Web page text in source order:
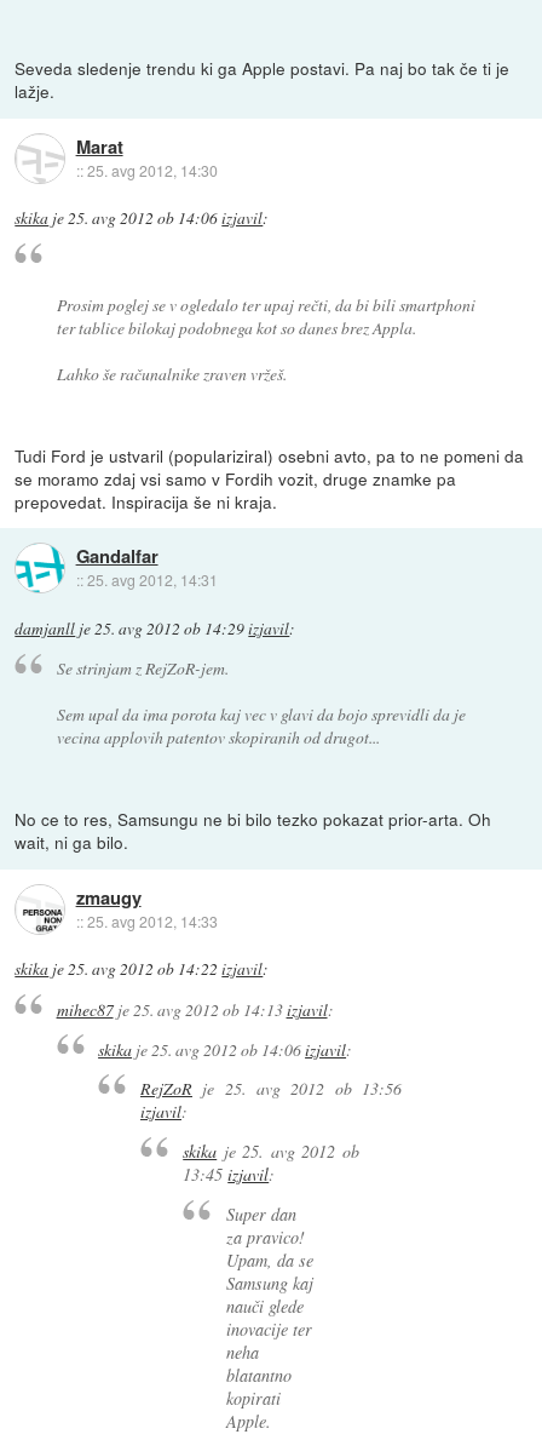
Seveda sledenje trendu ki ga Apple postavi. Pa naj bo tak če ti je
lažje.
Marat
::25. avg 2012, 14:30
skika je25. avg 2012 ob 14:06izjavil:
Prosim poglej se v ogledalo ter upaj rečti, da bi bili smartphoni
ter tablice bilokaj podobnega kot so danes brez Appla.
Lahko še računalnike zraven vržeš.
Tudi Ford je ustvaril (populariziral) osebni avto, pa to ne pomeni da
se moramo zdaj vsi samo v Fordih vozit, druge znamke pa
prepovedat. Inspiracija še ni kraja.
Gandalfar
::25. avg 2012, 14:31
damjanll je25. avg 2012 ob 14:29izjavil:
Se strinjam z RejZoR-jem.
Sem upal da ima porota kaj vec v glavi da bojo sprevidli da je
vecina applovih patentov skopiranih od drugot...
No ce to res, Samsungu ne bi bilo tezko pokazat prior-arta. Oh
wait, ni ga bilo.
zmaugy
::25. avg 2012, 14:33
skika je25. avg 2012 ob 14:22 izjavil:
mihec87je25. avg 2012 ob 14:13izjavil:
skika je 25. avg 2012 ob 14:06izjavil:
RejZoR je 25. avg 2012 ob 13:56
izjavil:
skika je25. avg 2012 ob
13:45 izjavil:
Super dan
za pravico!
Upam, da se
Samsung kaj
nauči glede
inovacije ter
neha
blatantno
kopirati
Apple.